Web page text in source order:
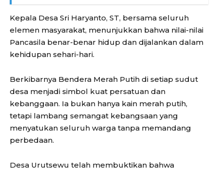
Kepala Desa Sri Haryanto, ST, bersama seluruh
elemen masyarakat, menunjukkan bahwa nilai-nilai
Pancasila benar-benar hidup dan dijalankan dalam
kehidupan sehari-hari.
Berkibarnya Bendera Merah Putih di setiap sudut
desa menjadi simbol kuat persatuan dan
kebanggaan. Ia bukan hanya kain merah putih,
tetapi lambang semangat kebangsaan yang
menyatukan seluruh warga tanpa memandang
perbedaan.
Desa Urutsewu telah membuktikan bahwa